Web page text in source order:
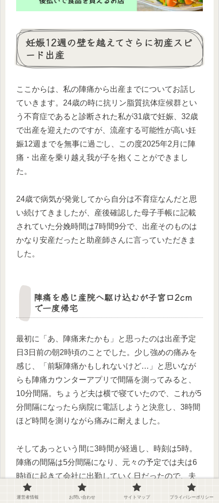
妊娠12週の壁を越えてさらに初産スピ
ード出産
ここからは、私の陣痛から出産までについてお話し
ていきます。24歳の時に抗リン脂質抗体症候群とい
う不育症であると診断された私が31歳で妊娠、32歳
で出産を迎えたのですが、流産する可能性が高い妊
娠12週までを無事に過ごし、この度2025年2月に陣
痛・出産を乗り越え我が子を抱くことができまし
た。
24歳で病気が発覚してから自分は不育症なんだと思
い続けてきましたが、産後確認した母子手帳に記載
されていた分娩時間は7時間9分で、出産そのものは
かなり安産だったと助産師さんに言っていただきま
した。
陣痛を感じ産院へ駆け込むが子宮口2cm
で一度帰宅
最初に「あ、陣痛来たかも」と思ったのは出産予定
日3日前の朝2時頃のことでした。少し強めの痛みを
感じ、「前駆陣痛かもしれないけど…」と思いなが
らも陣痛カウンターアプリで間隔を測ってみると、
10分間隔。ちょうど夫は横で寝ていたので、これが5
分間隔になったら病院に電話しようと決意し、3時間
ほど時間を測りながら痛みに耐えました。
そしてあっという間に3時間が経過し、時刻は5時。
陣痛の間隔は5分間隔になり、元々の予定では夫は6
時頃に起きて会社に出勤していく日だったので、夫
を起こして病院に連れて行ってもらうことにしまし
運営者情報 お問い合わせ サイトマップ プライバシーポリシー